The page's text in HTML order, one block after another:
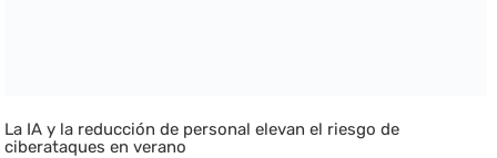
La IA y la reducción de personal elevan el riesgo de
ciberataques en verano